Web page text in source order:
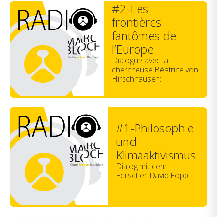
#2-Les
frontières
fantômes de
l’Europe
Dialogue avec la
chercheuse Béatrice von
Hirschhausen:
#1-Philosophie
und
Klimaaktivismus
Dialog mit dem
Forscher David Fopp